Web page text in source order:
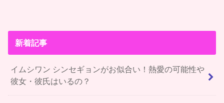
新着記事
イムシワン シンセギョンがお似合い！熱愛の可能性や
彼女・彼氏はいるの？